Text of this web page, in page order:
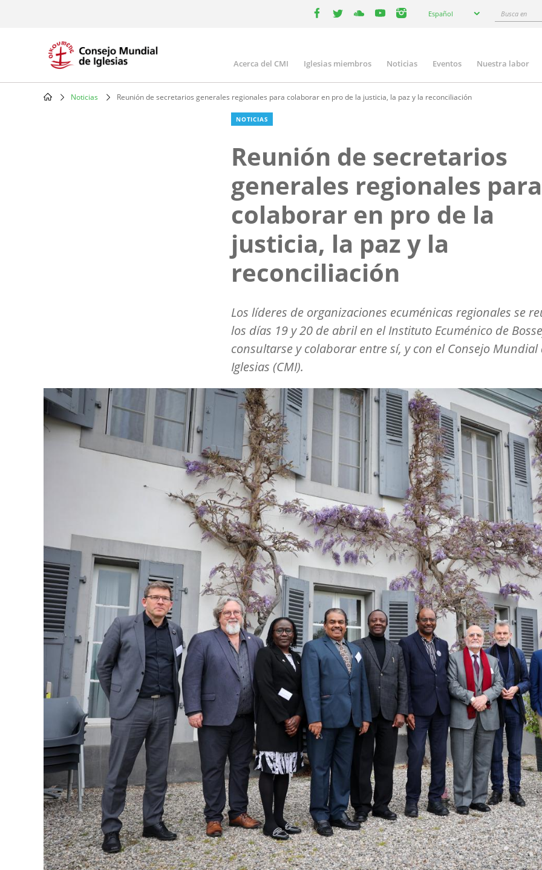
your
Español
Busca
Main
navigation
Acerca del CMI Iglesias miembros Noticias Eventos Nuestra labor
Noticias Reunión de secretarios generales regionales para colaborar en pro de la justicia, la paz y la reconciliación
NOTICIAS
Reunión de secretarios
generales regionales para
colaborar en pro de la
justicia, la paz y la
reconciliación
Los líderes de organizaciones ecuménicas regionales se
los días 19 y 20 de abril en el Instituto Ecuménico de
consultarse y colaborar entre sí, y con el Consejo Mundial
Iglesias (CMI).
Image